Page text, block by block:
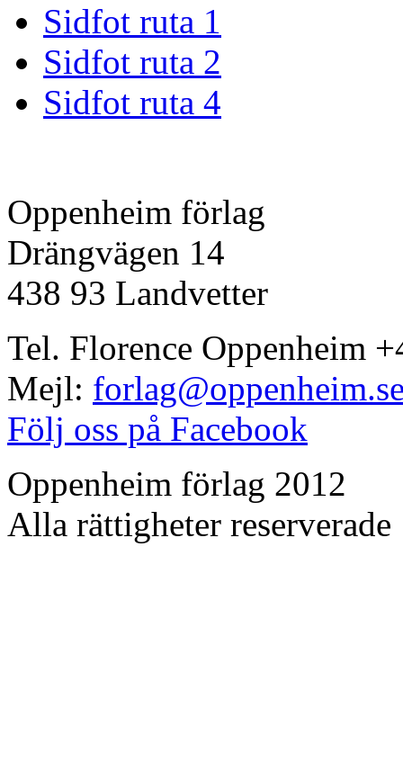
Sidfot ruta 1
Sidfot ruta 2
Sidfot ruta 4
Oppenheim förlag
Drängvägen 14
438 93 Landvetter
Tel. Florence Oppenheim
Mejl:
Följ oss på Facebook
Oppenheim förlag 2012
Alla rättigheter reserverade